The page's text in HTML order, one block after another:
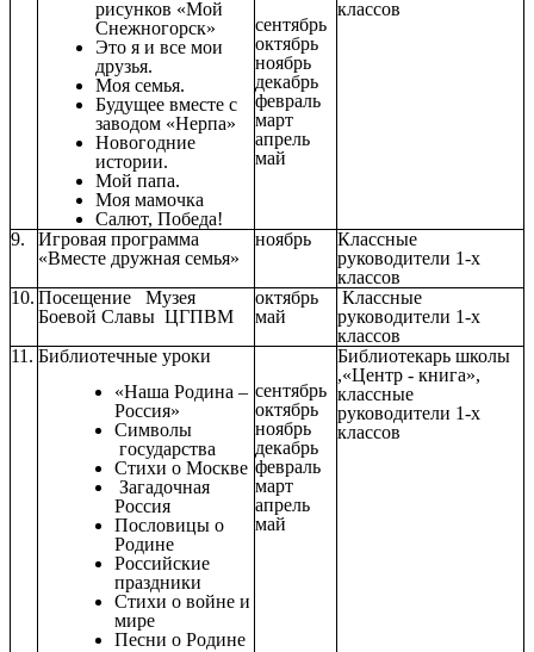
рисунков «Мой
Снежногорск»
Это я и все мои
друзья.
Моя семья.
Будущее вместе с
заводом «Нерпа»
Новогодние
истории.
Мой папа.
Моя мамочка
Салют, Победа!
сентябрь
октябрь
ноябрь
декабрь
февраль
март
апрель
май
классов
9.
Игровая программа
«Вместе дружная семья»
ноябрь
Классные
руководители 1-х
классов
10. Посещение Музея
Боевой Славы ЦГПВМ
октябрь
май
Классные
руководители 1-х
классов
11. Библиотечные уроки
«Наша Родина –
Россия»
Символы
государства
Стихи о Москве
Загадочная
Россия
Пословицы о
Родине
Российские
праздники
Стихи о войне и
мире
Песни о Родине
сентябрь
октябрь
ноябрь
декабрь
февраль
март
апрель
май
Библиотекарь школы
,«Центр - книга»,
классные
руководители 1-х
классов